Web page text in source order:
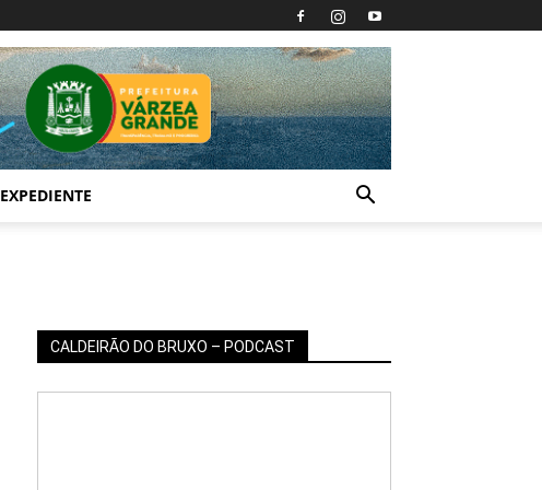
EXPEDIENTE
CALDEIRÃO DO BRUXO – PODCAST